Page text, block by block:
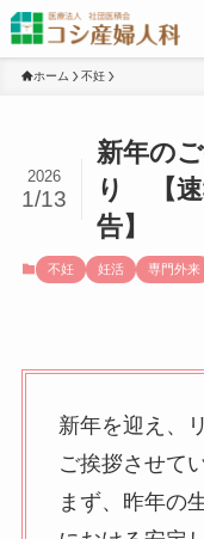
ホーム 不妊
新年の
り 【速
告】
2026
1/13
不妊 妊活 専門外来
新年を迎え、
ご挨拶させて
まず、昨年の